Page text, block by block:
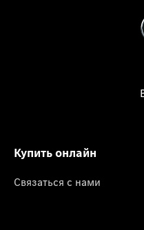
Купить онлайн
Связаться с нами